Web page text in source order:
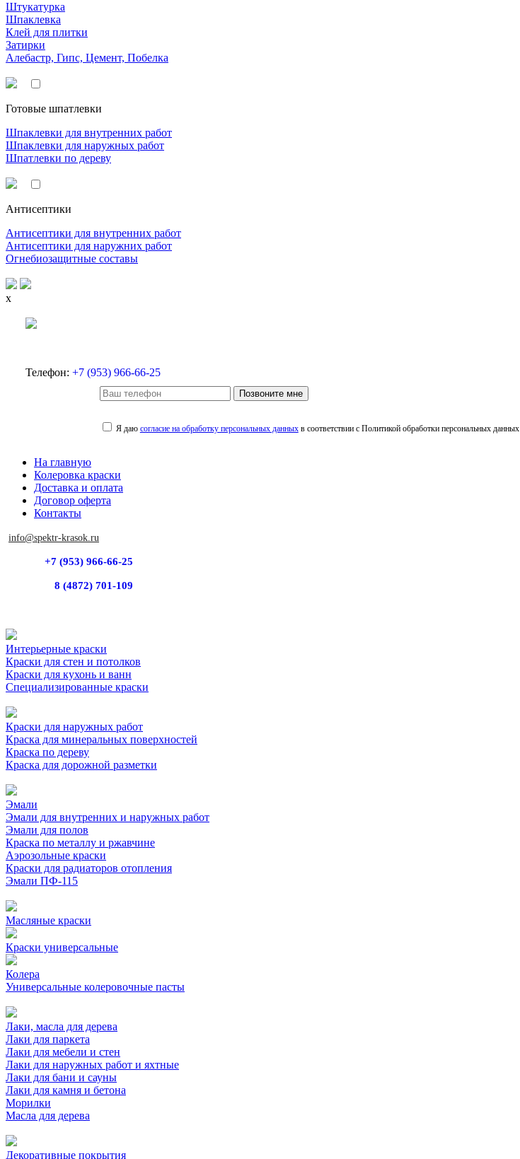
Штукатурка
Шпаклевка
Клей для плитки
Затирки
Алебастр, Гипс, Цемент, Побелка
Готовые шпатлевки
Шпаклевки для внутренних работ
Шпаклевки для наружных работ
Шпатлевки по дереву
Антисептики
Антисептики для внутренних работ
Антисептики для наружних работ
Огнебиозащитные составы
x
Телефон: +7 (953) 966-66-25
Позвоните мне
Я даю согласие на обработку персональных данныхв соответствии с Политикой обработки персональных данных
На главную
Колеровка краски
Доставка и оплата
Договор оферта
Контакты
info@spektr-krasok.ru
+7 (953) 966-66-25
8 (4872) 701-109
Интерьерные краски
Краски для стен и потолков
Краски для кухонь и ванн
Специализированные краски
Краски для наружных работ
Краска для минеральных поверхностей
Краска по дереву
Краска для дорожной разметки
Эмали
Эмали для внутренних и наружных работ
Эмали для полов
Краска по металлу и ржавчине
Аэрозольные краски
Краски для радиаторов отопления
Эмали ПФ-115
Масляные краски
Краски универсальные
Колера
Универсальные колеровочные пасты
Лаки, масла для дерева
Лаки для паркета
Лаки для мебели и стен
Лаки для наружных работ и яхтные
Лаки для бани и сауны
Лаки для камня и бетона
Морилки
Масла для дерева
Декоративные покрытия